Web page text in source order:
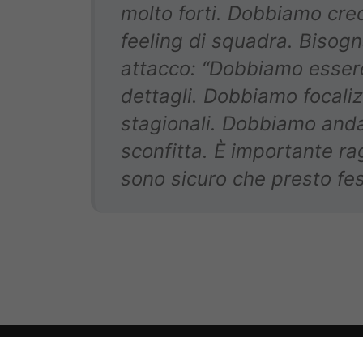
molto forti. Dobbiamo
feeling di squadra.
attacco: “Dobbiamo
dettagli. Dobbiamo
stagionali. Dobbiamo
sconfitta. È importante
sono sicuro che presto